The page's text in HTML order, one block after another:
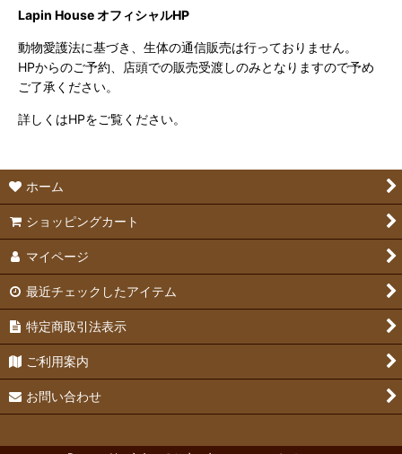
Lapin House オフィシャルHP
動物愛護法に基づき、生体の通信販売は行っておりません。
HPからのご予約、店頭での販売受渡しのみとなりますので予め
ご了承ください。
詳しくはHPをご覧ください。
ホーム
ショッピングカート
マイページ
最近チェックしたアイテム
特定商取引法表示
ご利用案内
お問い合わせ